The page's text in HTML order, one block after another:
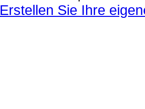
Erstellen Sie Ihre